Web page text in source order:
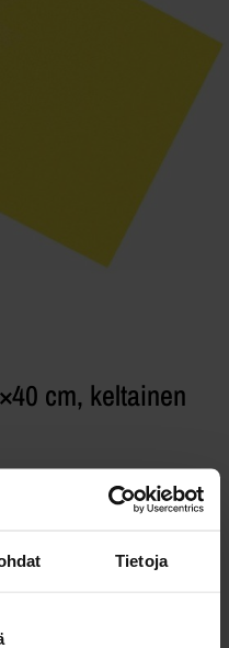
Tietoja
cm, keltainen